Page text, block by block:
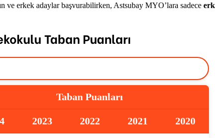
ve erkek adaylar başvurabilirken, Astsubay MYO’lara sadece
Taban Puanları
Taban Puanları
2023 2022 2021 2020